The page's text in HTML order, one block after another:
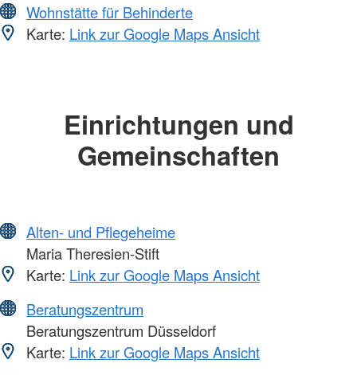
Wohnstätte für Behinderte
Karte: Link zur Google Maps Ansicht
Einrichtungen und
Gemeinschaften
Alten- und Pflegeheime
Maria Theresien-Stift
Karte: Link zur Google Maps Ansicht
Beratungszentrum
Beratungszentrum Düsseldorf
Karte: Link zur Google Maps Ansicht